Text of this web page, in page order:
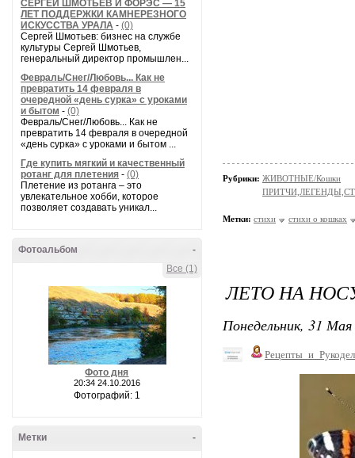
СЕРГЕЙ ШМОТЬЕВ И ФОРЭС — 15
ЛЕТ ПОДДЕРЖКИ КАМНЕРЕЗНОГО
ИСКУССТВА УРАЛА - (0)
Сергей Шмотьев: бизнес на службе
культуры Сергей Шмотьев,
генеральный директор промышлен...
Февраль/Снег/Любовь... Как не
превратить 14 февраля в
очередной «день сурка» с уроками
и бытом - (0)
Февраль/Снег/Любовь... Как не
превратить 14 февраля в очередной
«день сурка» с уроками и бытом ...
Где купить мягкий и качественный
ротанг для плетения - (0)
Плетение из ротанга – это
увлекательное хобби, которое
позволяет создавать уникал...
-
Фотоальбом
Все (1)
Фото дня
20:34 24.10.2016
Фотографий: 1
-
Метки
Рубрики: ЖИВОТНЫЕ/Кошки
Метки: стихи стихи о кошках
ЛЕТО НА
Понедельник, 31